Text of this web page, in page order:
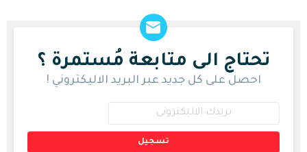
NEWSLETTER
تحتاج الى متابعة مُستمرة ؟
احصل على كل جديد عبر البريد الاليكتروني !
القائمة
الإخبارية
تسجيل